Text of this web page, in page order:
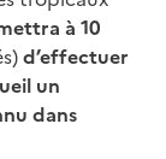
à 10
d’effectuer
un
dans